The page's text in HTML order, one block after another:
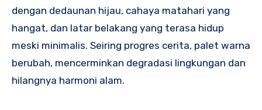
dengan dedaunan hijau, cahaya matahari yang
hangat, dan latar belakang yang terasa hidup
meski minimalis. Seiring progres cerita, palet warna
berubah, mencerminkan degradasi lingkungan dan
hilangnya harmoni alam.